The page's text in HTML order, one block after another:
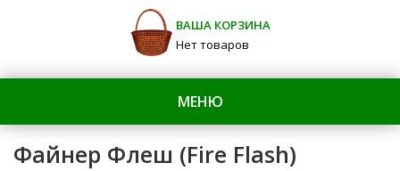
ВАША КОРЗИНА
Нет товаров
МЕНЮ
Файнер Флеш (Fire Flash)